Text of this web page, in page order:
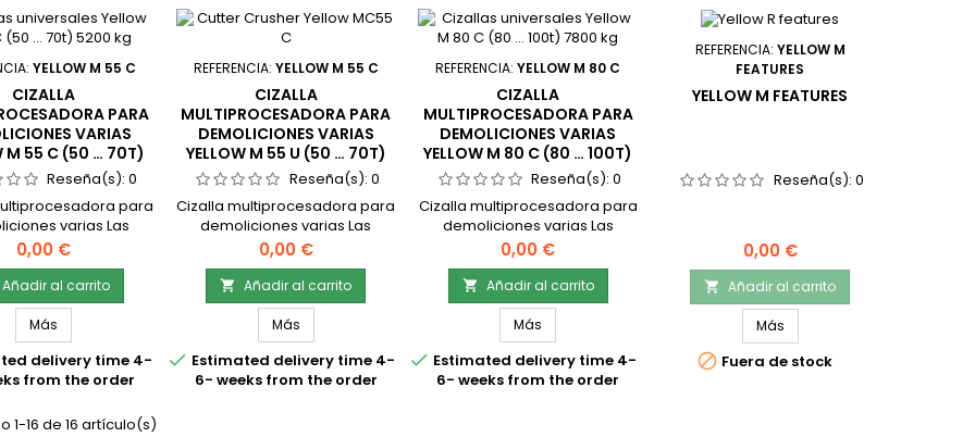
Las cizallas
han sido
varias. Las cizallas
multiprocesadoras han sido
varias. Las cizallas
multiprocesadoras han sido
varias. Las cizallas
diseñadas con...
YELLOW M 55 C
CIZALLA
PARA
VARIAS
M 55 C (50 … 70T)
5200 KGReseña(s):0
para
varias Las
Yellow
… 70t) 5200 kg para
tienen
opciones de
La línea M de
multiprocesadoras
la demolición de
de concreto,
Las cizallas
Precio
0,00 €
Añadir al carrito
Más
delivery time 4-
from the order
REFERENCIA: YELLOW M 55 C
CIZALLA
MULTIPROCESADORA PARA
DEMOLICIONES VARIAS
YELLOW M 55 U (50 … 70T)
5450 KGReseña(s): 0
Cizalla multiprocesadora para
demoliciones varias Las
cizallas multiprocesado Yellow
M 55 U (50 … 70t) 5450 kg para
demoliciones, tienen
diferentes opciones de
mandíbulas La línea M de
cizallas multiprocesadoras
sirven para la demolición de
estructuras de concreto,
Precio
0,00 €
 Añadir al carrito
Más
 Estimated delivery time 4-
6- weeks from the order
REFERENCIA:YELLOW M 80 C
CIZALLA
MULTIPROCESADORA PARA
DEMOLICIONES VARIAS
YELLOW M 80 C (80 … 100T)
7800 KGReseña(s):0
Cizalla multiprocesadora para
demoliciones varias Las
cizallas multiprocesado Yellow
M 80 C (80 … 100t) 7800 kg para
demoliciones, tienen
diferentes opciones de
mandíbulas La línea M de
cizallas multiprocesadoras
sirven para la demolición de
estructuras de concreto,
Precio
0,00 €
 Añadir al carrito
Más
 Estimated delivery time 4-
6- weeks from the order
REFERENCIA: YELLOW M
FEATURES
YELLOW M FEATURES
Reseña(s): 0
Precio
0,00 €
 Añadir al carrito
Más
 Fuera de stock
1-16 de 16 artículo(s)